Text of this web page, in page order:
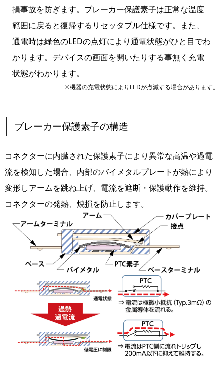
損事故を防ぎます。ブレーカー保護素子は正常な温度
範囲に戻ると復帰するリセッタブル仕様です。また、
通電時は緑色のLEDの点灯により通電状態がひと目でわ
かります。デバイスの画面を開いたりする事無く充電
状態がわかります。
※機器の充電状態によりLEDが点滅する場合があります。
ブレーカー保護素子の構造
コネクターに内臓された保護素子により異常な高温や過電
流を検知した場合、内部のバイメタルプレートが熱により
変形しアームを跳ね上げ、電流を遮断・保護動作を維持。
コネクターの発熱、焼損を防止します。